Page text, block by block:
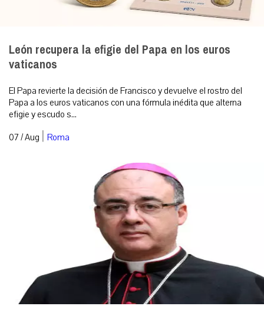
León recupera la efigie del Papa en los euros
vaticanos
El Papa revierte la decisión de Francisco y devuelve el rostro del
Papa a los euros vaticanos con una fórmula inédita que alterna
efigie y escudo s...
07 / Aug | Roma